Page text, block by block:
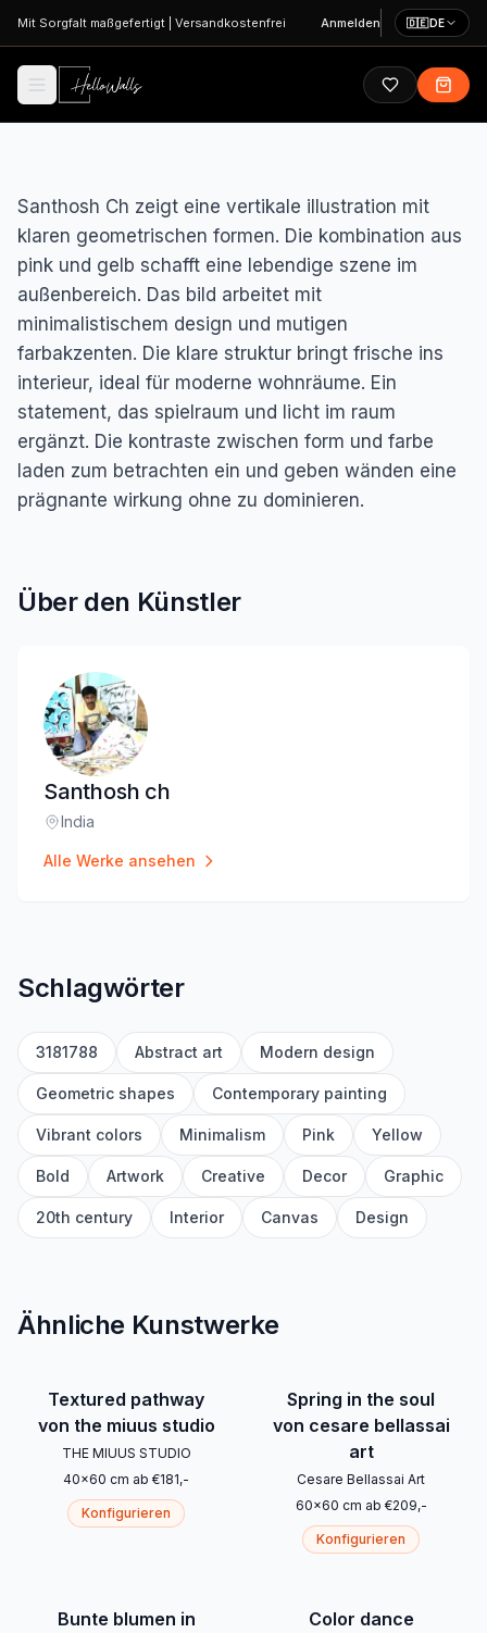
Zum Hauptinhalt springen
Mit Sorgfalt maßgefertigt Versandkostenfrei Anmelden 🇩🇪DE
Santhosh Ch zeigt eine vertikale illustration mit
klaren geometrischen formen. Die kombination aus
pink und gelb schafft eine lebendige szene im
außenbereich. Das bild arbeitet mit
minimalistischem design und mutigen
farbakzenten. Die klare struktur bringt frische ins
interieur, ideal für moderne wohnräume. Ein
statement, das spielraum und licht im raum
ergänzt. Die kontraste zwischen form und farbe
laden zum betrachten ein und geben wänden eine
prägnante wirkung ohne zu dominieren.
Über den Künstler
Santhosh ch
Standort
India
Alle Werke ansehen
Schlagwörter
3181788 Abstract art Modern design
Geometric shapes Contemporary painting
Vibrant colors Minimalism Pink Yellow
Bold Artwork Creative Decor Graphic
20th century Interior Canvas Design
Ähnliche Kunstwerke
Textured pathway
von the miuus studio
THE MIUUS STUDIO
40x60 cm ab €181,-
Konfigurieren
Spring in the soul
von cesare bellassai
art
Cesare Bellassai Art
60x60 cm ab €209,-
Konfigurieren
Bunte blumen in
Color dance